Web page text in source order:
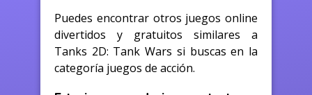
Puedes encontrar otros juegos online
divertidos y gratuitos similares a
Tanks 2D: Tank Wars si buscas en la
categoría juegos de acción.